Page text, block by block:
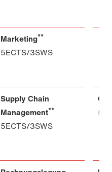
Marketing**
5ECTS/3SWS
Supply Chain
Management**
5ECTS/3SWS